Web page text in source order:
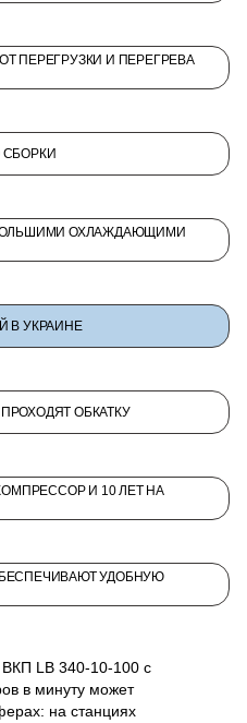
ПЕРЕГРУЗКИ И ПЕРЕГРЕВА
СБОРКИ
ОХЛАЖДАЮЩИМИ
В УКРАИНЕ
ОБКАТКУ
И 10 ЛЕТ НА
УДОБНУЮ
LB 340-10-100 с
в минуту может
на станциях